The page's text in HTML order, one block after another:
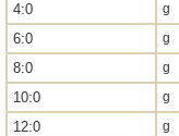
4:0 g
6:0 g
8:0 g
10:0 g
12:0 g